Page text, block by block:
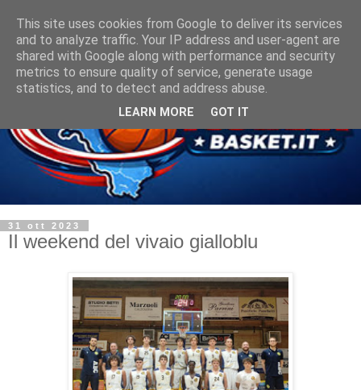
31 ott 2023
Il weekend del vivaio gialloblu
This site uses cookies from Google to deliver its services
and to analyze traffic. Your IP address and user-agent are
shared with Google along with performance and security
metrics to ensure quality of service, generate usage
statistics, and to detect and address abuse.
LEARN MORE GOT IT